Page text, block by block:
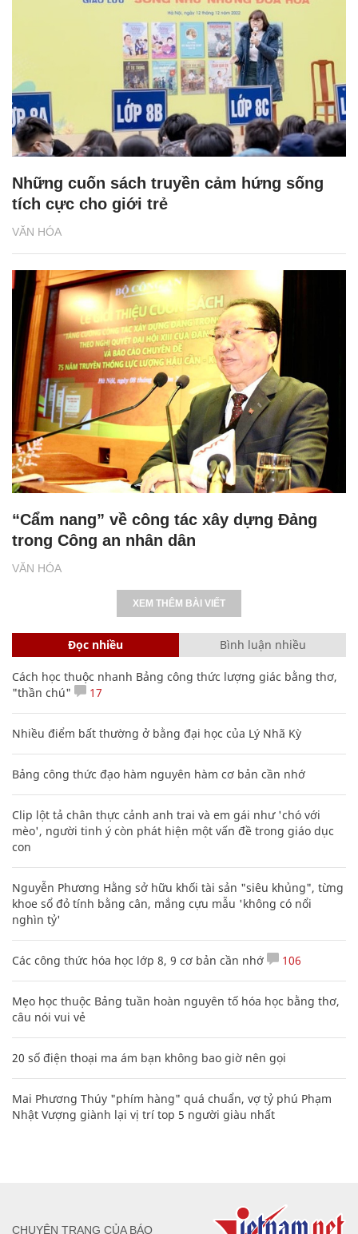
VĂN HÓA
Những cuốn sách truyền cảm hứng sống
tích cực cho giới trẻ
VĂN HÓA
“Cẩm nang” về công tác xây dựng Đảng
trong Công an nhân dân
XEM THÊM BÀI VIẾT
Đọc nhiều Bình luận nhiều
Cách học thuộc nhanh Bảng công thức lượng giác bằng thơ,
"thần chú"
17
Nhiều điểm bất thường ở bằng đại học của Lý Nhã Kỳ
Bảng công thức đạo hàm nguyên hàm cơ bản cần nhớ
Clip lột tả chân thực cảnh anh trai và em gái như 'chó với
mèo', người tinh ý còn phát hiện một vấn đề trong giáo dục
con
Nguyễn Phương Hằng sở hữu khối tài sản "siêu khủng", từng
khoe sổ đỏ tính bằng cân, mắng cựu mẫu 'không có nổi
nghìn tỷ'
Các công thức hóa học lớp 8, 9 cơ bản cần nhớ 106
Mẹo học thuộc Bảng tuần hoàn nguyên tố hóa học bằng thơ,
câu nói vui vẻ
20 số điện thoại ma ám bạn không bao giờ nên gọi
Mai Phương Thúy "phím hàng" quá chuẩn, vợ tỷ phú Phạm
Nhật Vượng giành lại vị trí top 5 người giàu nhất
CHUYÊN TRANG CỦA BÁO